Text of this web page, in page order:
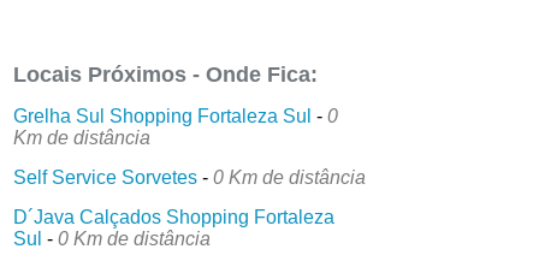
Locais Próximos - Onde Fica:
Grelha Sul Shopping Fortaleza Sul -0
Km de distância
Self Service Sorvetes -0 Km de distância
D´Java Calçados Shopping Fortaleza
Sul -0 Km de distância